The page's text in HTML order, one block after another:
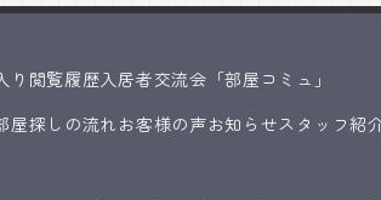
り 閲覧履歴入居者交流会「部屋コミュ」
屋探しの流れ お客様の声お知らせスタッフ紹